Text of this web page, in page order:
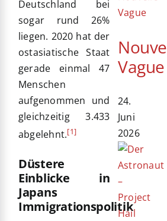
Deutschland bei
sogar rund 26%
liegen. 2020 hat der
ostasiatische Staat
gerade einmal 47
Menschen
aufgenommen und
gleichzeitig 3.433
abgelehnt.[1]
Düstere
Einblicke in
Japans
Immigrationspolitik
Vague
24.
Juni
2026